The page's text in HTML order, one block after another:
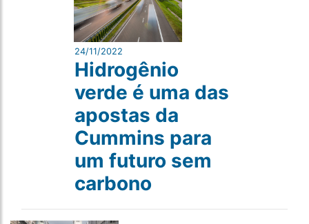
24/11/2022
Hidrogênio
verde é uma das
apostas da
Cummins para
um futuro sem
carbono